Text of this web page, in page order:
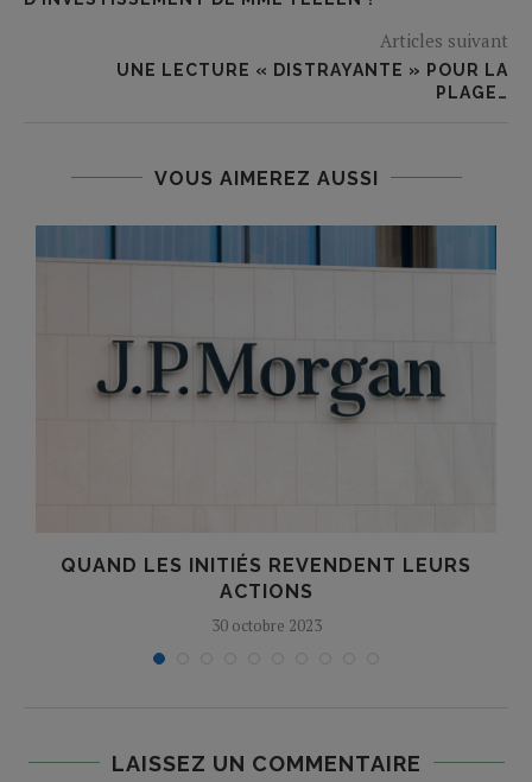
Articles suivant
UNE LECTURE « DISTRAYANTE » POUR LA
PLAGE…
VOUS AIMEREZ AUSSI
QUAND LES INITIÉS REVENDENT LEURS
ACTIONS
30 octobre 2023
LAISSEZ UN COMMENTAIRE